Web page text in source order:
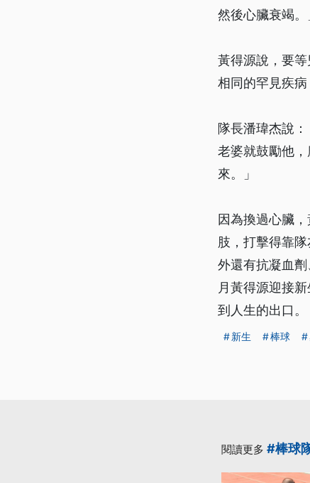
然後心臟衰竭。
黃得源說，要
相同的罕見疾
隊長潘瑋杰說
老婆就鼓勵他
來。」
因為換過心臟
肢，打擊得靠
外還有抗凝血
月黃得源迎接
到人生的出口。
新生 棒球
閱讀更多 #棒球